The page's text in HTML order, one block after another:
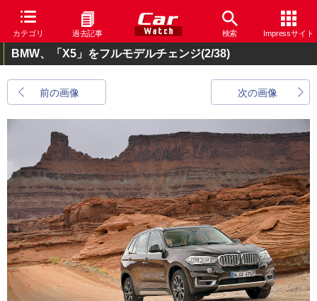
カテゴリ 過去記事 検索 Impressサイト
BMW、「X5」をフルモデルチェンジ(2/38)
前の画像 次の画像